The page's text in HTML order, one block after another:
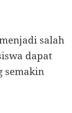
salah
dapat
semakin